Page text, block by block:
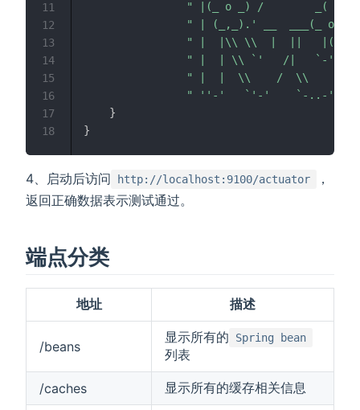
" |(_ o _) /        _(
" | (_,_).' __  ___(_ o
" |  |\\ \\  |  ||
" |  | \\ `'   /|   `-'  /
" |  |  \\    /  \\      /
" ''-'   `'-'    `-..-'
}
}
11
12
13
14
15
16
17
18
4、启动后访问 http://localhost:9100/actuator
，
返回正确数据表示测试通过。
端点分类
地址 描述
/beans
显示所有的 Spring bean
列表
/caches 显示所有的缓存相关信息